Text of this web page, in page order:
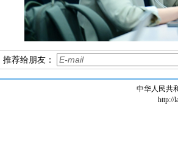
推荐给朋友：
中华人民共
http://